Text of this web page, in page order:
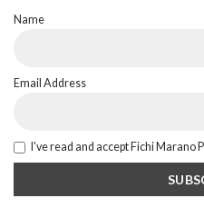
Name
Email Address
I've read and accept Fichi Marano